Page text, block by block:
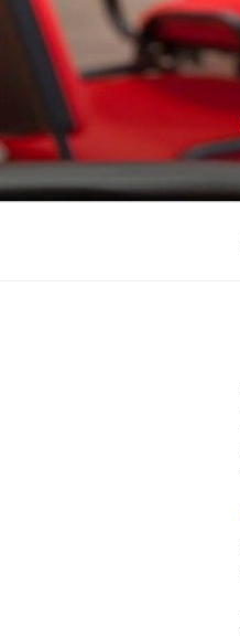
Aller
contenu
principal